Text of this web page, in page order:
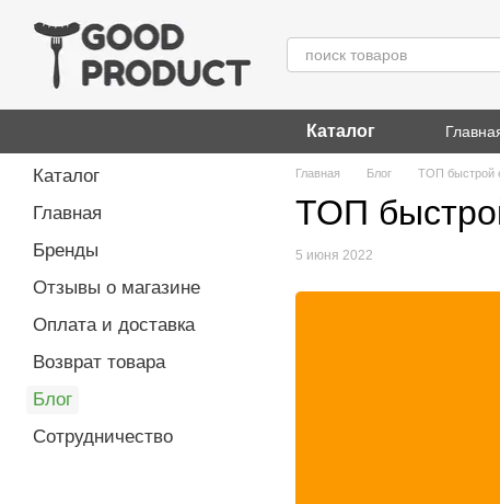
Каталог
Главная Блог ТОП быстрой
ТОП
5 июня 2022
Каталог
Главная
Бренды
Отзывы о магазине
Оплата и доставка
Возврат товара
Блог
Сотрудничество